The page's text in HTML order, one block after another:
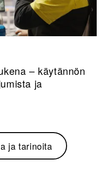
– käytännön
ja
ja tarinoita